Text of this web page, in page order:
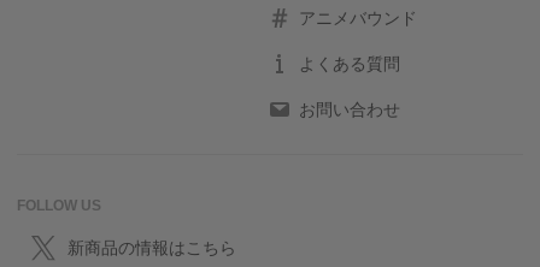
アニメバウンド
よくある質問
お問い合わせ
FOLLOW US
新商品の情報はこちら